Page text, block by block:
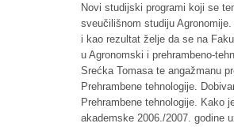
Novi studijski programi koji se
sveučilišnom studiju
i kao rezultat želje da se na
u Agronomski i prehrambeno-
Srećka Tomasa te angažmanu
Prehrambene tehnologije.
Prehrambene tehnologije. Kako
akademske 2006./2007. godine